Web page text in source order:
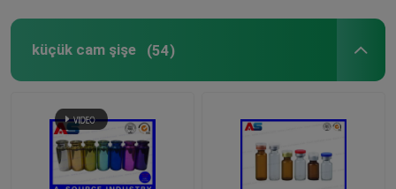
küçük cam şişe (54)